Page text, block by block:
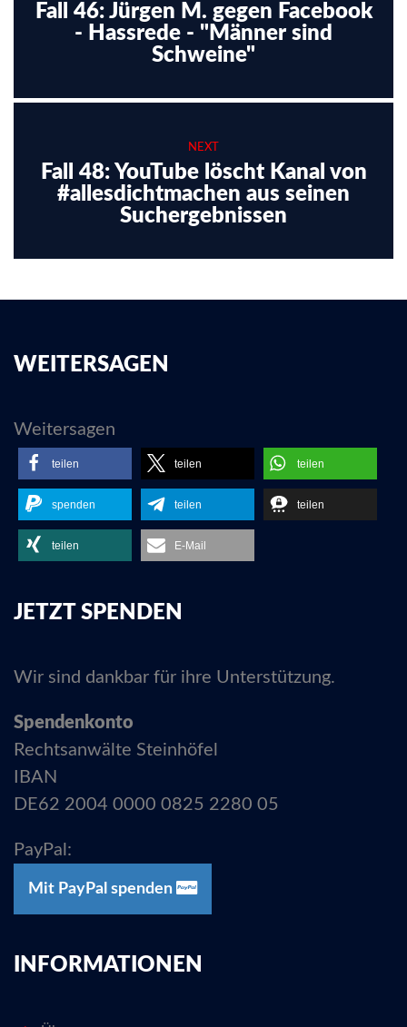
Fall 46: Jürgen M. gegen Facebook
- Hassrede - "Männer sind
Schweine"
NEXT
Fall 48: YouTube löscht Kanal von
#allesdichtmachen aus seinen
Suchergebnissen
WEITERSAGEN
Weitersagen
teilen teilen teilen
spenden teilen teilen
teilen E-Mail
JETZT SPENDEN
Wir sind dankbar für ihre Unterstützung.
Spendenkonto
Rechtsanwälte Steinhöfel
IBAN
DE62 2004 0000 0825 2280 05
PayPal:
Mit PayPal spenden
INFORMATIONEN